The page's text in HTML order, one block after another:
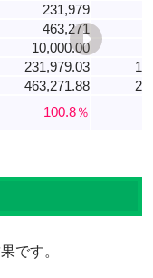
231,979
463,271
10,000.00
231,979.03
463,271.88
100.8％
です。